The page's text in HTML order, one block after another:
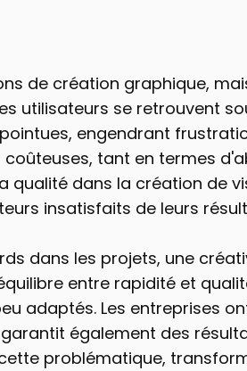
de création graphique,
utilisateurs se retrouvent
engendrant
tant en termes
qualité dans la création de
insatisfaits de leurs
dans les projets, une
entre rapidité et
adaptés. Les entreprises
également des
problématique,